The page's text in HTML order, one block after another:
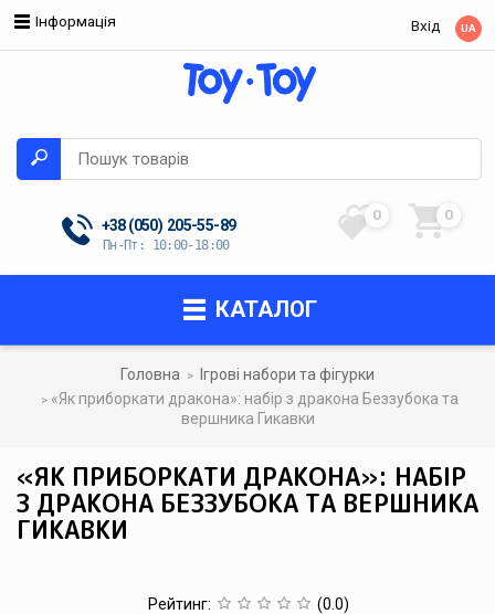
Інформація Вхід UA
+38 (050) 205-55-89
Пн-Пт: 10:00-18:00
0 0
КАТАЛОГ
Головна
Ігрові набори та фігурки
«Як приборкати дракона»: набір з дракона Беззубока та
вершника Гикавки
«ЯК ПРИБОРКАТИ ДРАКОНА»: НАБІР
З ДРАКОНА БЕЗЗУБОКА ТА ВЕРШНИКА
ГИКАВКИ
Рейтинг: (0.0)